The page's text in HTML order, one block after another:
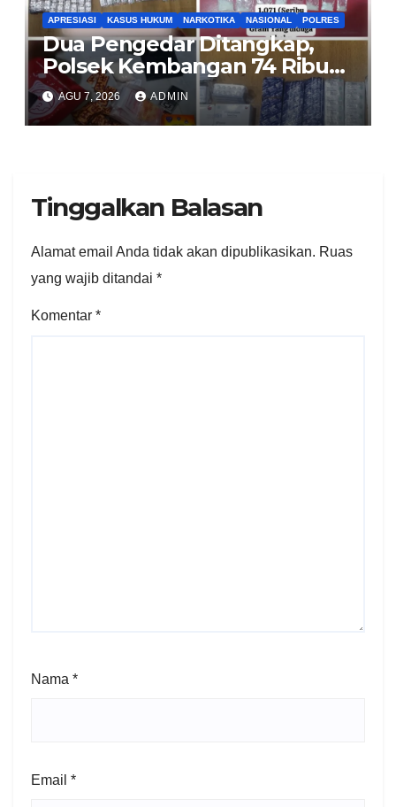
APRESIASI KASUS HUKUM NARKOTIKA NASIONAL POLRES
Dua Pengedar Ditangkap,
Polsek Kembangan 74 Ribu
Obat Keras, Sabu Hingga
Puluhan Vape Etomidate
Diamankan
AGU 7, 2026 ADMIN
Tinggalkan Balasan
Alamat email Anda tidak akan dipublikasikan. Ruas
yang wajib ditandai *
Komentar *
Nama *
Email *